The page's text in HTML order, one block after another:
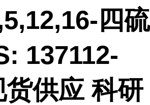
四硫
137112-
供应 科研